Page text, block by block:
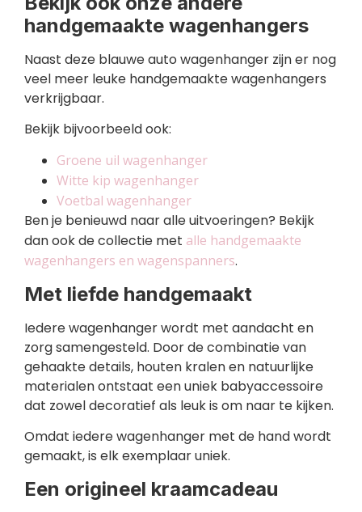
handgemaakte wagenhangers
Naast deze blauwe auto wagenhanger zijn er nog
veel meer leuke handgemaakte wagenhangers
verkrijgbaar.
Bekijk bijvoorbeeld ook:
Groene uil wagenhanger
Witte kip wagenhanger
Voetbal wagenhanger
Ben je benieuwd naar alle uitvoeringen? Bekijk
dan ook de collectie met alle handgemaakte
wagenhangers en wagenspanners.
Met liefde handgemaakt
Iedere wagenhanger wordt met aandacht en
zorg samengesteld. Door de combinatie van
gehaakte details, houten kralen en natuurlijke
materialen ontstaat een uniek babyaccessoire
dat zowel decoratief als leuk is om naar te kijken.
Omdat iedere wagenhanger met de hand wordt
gemaakt, is elk exemplaar uniek.
Een origineel kraamcadeau